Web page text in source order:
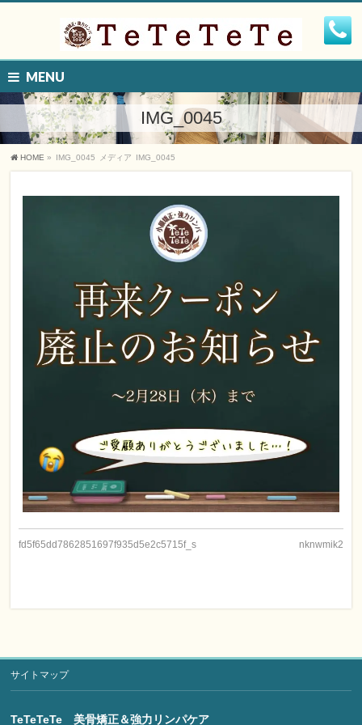
MENU
IMG_0045
HOME » IMG_0045 メディア IMG_0045
fd5f65dd7862851697f935d5e2c5715f_s nknwmik2
サイトマップ
TeTeTeTe 美骨矯正＆強力リンパケア